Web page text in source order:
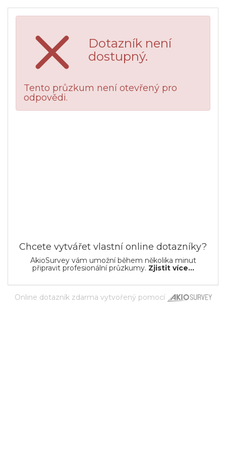
Dotazník není
dostupný.
Tento průzkum není otevřený pro
odpovědi.
Chcete vytvářet vlastní online dotazníky?
AkioSurvey vám umožní během několika minut
připravit profesionální průzkumy. Zjistit více...
Online dotazník zdarma vytvořený pomocí